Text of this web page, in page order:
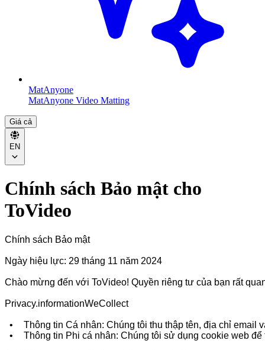
MatAnyone
MatAnyone Video Matting
Giá cả
EN
Chính sách Bảo mật cho
ToVideo
Chính sách Bảo mật
Ngày hiệu lực: 29 tháng 11 năm 2024
Chào mừng đến với ToVideo! Quyền riêng tư của bạn rất
Privacy.informationWeCollect
  •	Thông tin Cá nhân: Chúng tôi thu thập tên, địa chỉ email và thông tin thanh toán của bạn để cung cấp dịch vụ và xử lý giao dịch.
  •	Thông tin Phi cá nhân: Chúng tôi sử dụng cookie web để thu thập dữ liệu về hành vi duyệt web của bạn nhằm cải thiện trải nghiệm người dùng.